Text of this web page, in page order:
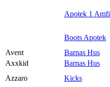
Apotek 1 Amfi
Boots Apotek
Avent
Barnas Hus
Axxkid
Barnas Hus
Azzaro
Kicks